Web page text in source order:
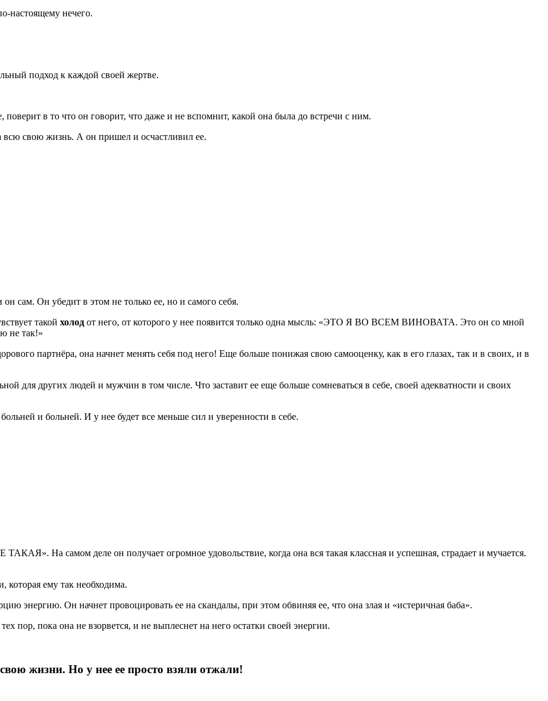
настоящему нечего.
подход к каждой своей жертве.
поверит в то что он говорит, что даже и не вспомнит, какой она была до встречи с ним.
всю свою жизнь. А он пришел и осчастливил ее.
сам. Он убедит в этом не только ее, но и самого себя.
такой холод от него, от которого у нее появится только одна мысль: «ЭТО Я ВО ВСЕМ ВИНОВАТА. Это он со мной
не так!»
партнёра, она начнет менять себя под него! Еще больше понижая свою самооценку, как в его глазах, так и в своих, и в
для других людей и мужчин в том числе. Что заставит ее еще больше сомневаться в себе, своей адекватности и своих
и больней. И у нее будет все меньше сил и уверенности в себе.
ТАКАЯ». На самом деле он получает огромное удовольствие, когда она вся такая классная и успешная, страдает и мучается.
которая ему так необходима.
энергию. Он начнет провоцировать ее на скандалы, при этом обвиняя ее, что она злая и «истеричная баба».
пор, пока она не взорвется, и не выплеснет на него остатки своей энергии.
жизни. Но у нее ее просто взяли отжали!